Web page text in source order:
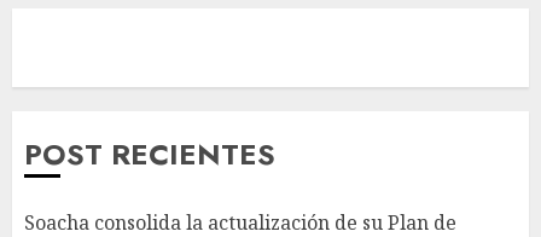
POST RECIENTES
Soacha consolida la actualización de su Plan de